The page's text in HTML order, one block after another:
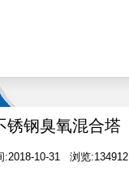
锈钢臭氧混合塔
:2018-10-31 浏览:134912